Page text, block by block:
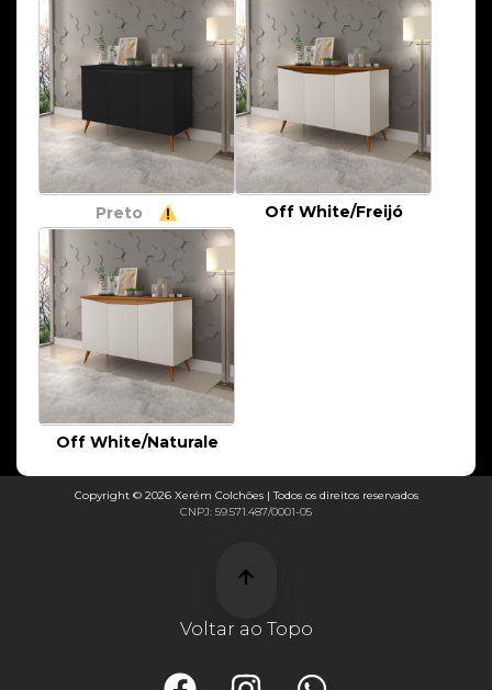
Preto Off White/Freijó
Off White/Naturale
Voltar ao Topo
Copyright © 2026 Xerém Colchões | Todos os direitos reservados
CNPJ: 59.571.487/0001-05